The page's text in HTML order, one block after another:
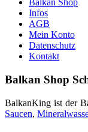
Balkan Shop
Infos
AGB
Mein Konto
Datenschutz
Kontakt
Balkan Shop
BalkanKing ist der
Saucen,